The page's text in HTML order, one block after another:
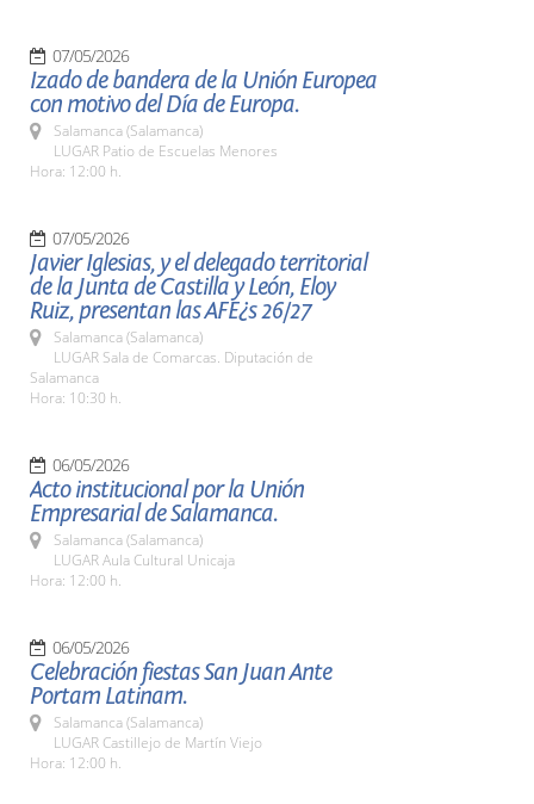
07/05/2026
Izado de bandera de la Unión Europea
con motivo del Día de Europa.
Salamanca (Salamanca)
LUGAR Patio de Escuelas Menores
Hora: 12:00 h.
07/05/2026
Javier Iglesias, y el delegado territorial
de la Junta de Castilla y León, Eloy
Ruiz, presentan las AFE¿s 26/27
Salamanca (Salamanca)
LUGAR Sala de Comarcas. Diputación de
Salamanca
Hora: 10:30 h.
06/05/2026
Acto institucional por la Unión
Empresarial de Salamanca.
Salamanca (Salamanca)
LUGAR Aula Cultural Unicaja
Hora: 12:00 h.
06/05/2026
Celebración fiestas San Juan Ante
Portam Latinam.
Salamanca (Salamanca)
LUGAR Castillejo de Martín Viejo
Hora: 12:00 h.